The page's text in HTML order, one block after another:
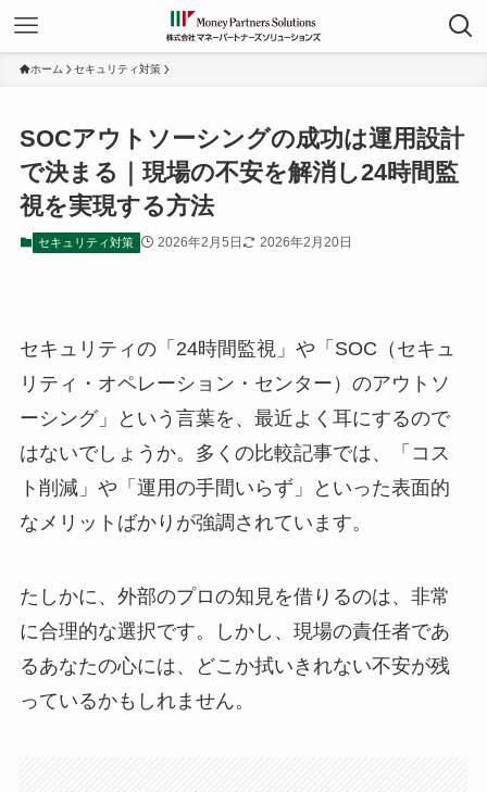
ホーム セキュリティ対策
SOCアウトソーシングの成功は運用設計
で決まる｜現場の不安を解消し24時間監
視を実現する方法
セキュリティ対策 2026年2月5日 2026年2月20日
セキュリティの「24時間監視」や「SOC（セキュ
リティ・オペレーション・センター）のアウトソ
ーシング」という言葉を、最近よく耳にするので
はないでしょうか。多くの比較記事では、「コス
ト削減」や「運用の手間いらず」といった表面的
なメリットばかりが強調されています。
たしかに、外部のプロの知見を借りるのは、非常
に合理的な選択です。しかし、現場の責任者であ
るあなたの心には、どこか拭いきれない不安が残
っているかもしれません。